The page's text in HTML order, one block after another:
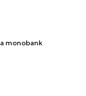
monobank